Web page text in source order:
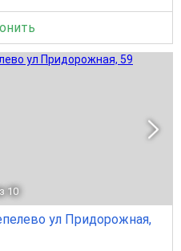
10
ул Придорожная,